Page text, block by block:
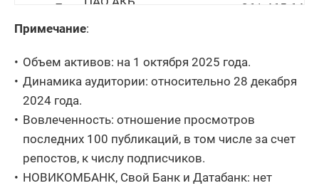
7 261 465 646
9
ЧЕЛЯБИНВЕСТБАНК
96 571 963
11
АО КБ Хлынов
45 619 113
12
ООО Цифра банк
Примечание:
Объем активов: на 1 октября 2025 года.
Динамика аудитории: относительно 28 декабря
2024 года.
Вовлеченность: отношение просмотров
последних 100 публикаций, в том числе за счет
репостов, к числу подписчиков.
НОВИКОМБАНК, Свой Банк и Датабанк: нет